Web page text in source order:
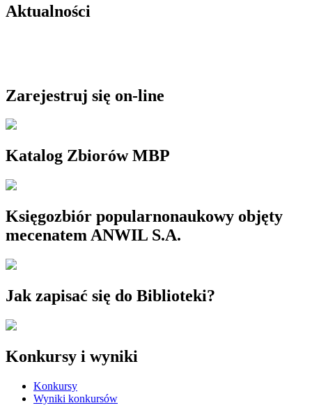
Aktualności
Zarejestruj się on-line
Katalog Zbiorów MBP
Księgozbiór popularnonaukowy objęty
mecenatem ANWIL S.A.
Jak zapisać się do Biblioteki?
Konkursy i wyniki
Konkursy
Wyniki konkursów